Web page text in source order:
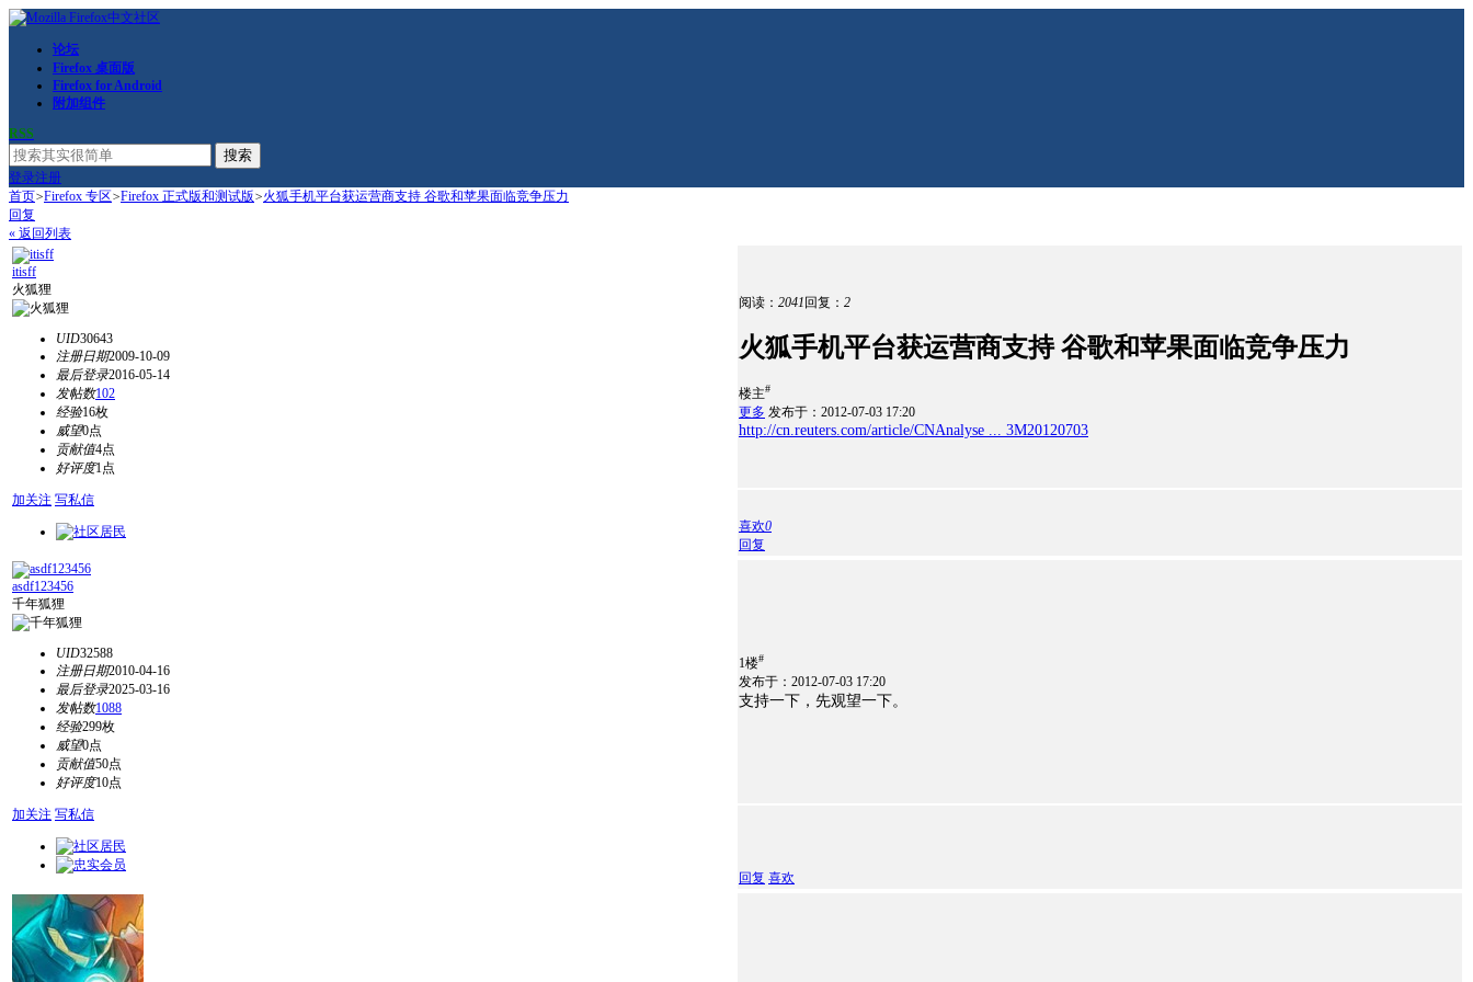
论坛
Firefox 桌面版
Firefox for Android
附加组件
RSS
搜索
登录注册
首页>Firefox 专区>Firefox 正式版和测试版>火狐手机平台获运营商支持 谷歌和苹果面临竞争压力
回复
« 返回列表
itisff
火狐狸
UID30643
注册日期2009-10-09
最后登录2016-05-14
发帖数102
经验16枚
威望0点
贡献值4点
好评度1点
加关注 写私信
阅读： 2041 回复： 2
火狐手机平台获运营商支持 谷歌和苹果面临竞争压力
楼主#
更多 发布于：2012-07-03 17:20
http://cn.reuters.com/article/CNAnalyse ... 3M20120703
喜欢0
回复
asdf123456
千年狐狸
UID32588
注册日期2010-04-16
最后登录2025-03-16
发帖数1088
经验299枚
威望0点
贡献值50点
好评度10点
加关注 写私信
1楼#
发布于：2012-07-03 17:20
支持一下，先观望一下。
回复 喜欢